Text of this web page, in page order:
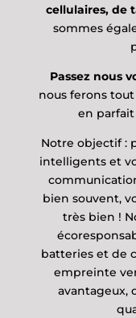
cellulaires, de
sommes
Passez nous
nous ferons
en
Notre objectif :
intelligents et
bien souvent,
très bien !
batteries et de
empreinte
avantageux,